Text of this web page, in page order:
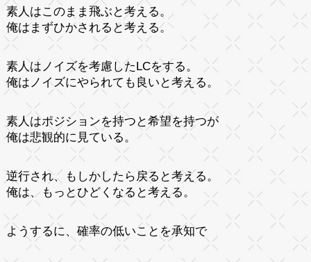
素人はこのまま飛ぶと考える。
俺はまずひかされると考える。
素人はノイズを考慮したLCをする。
俺はノイズにやられても良いと考える。
素人はポジションを持つと希望を持つが
俺は悲観的に見ている。
逆行され、もしかしたら戻ると考える。
俺は、もっとひどくなると考える。
ようするに、確率の低いことを承知で